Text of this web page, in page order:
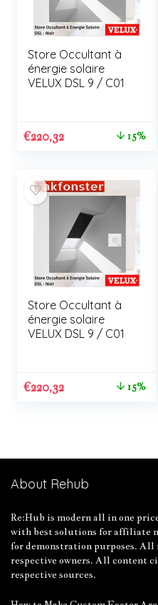
Store Occultant à
énergie solaire
VELUX DSL 9 / C01
€220,32 15%
Store Occultant à
énergie solaire
VELUX DSL 9 / C01
€220,32 15%
About Rehub
Re:Hub is modern all in one
with best solutions for affiliate
for demonstration purposes. All
respective owners. All content
respective sources.